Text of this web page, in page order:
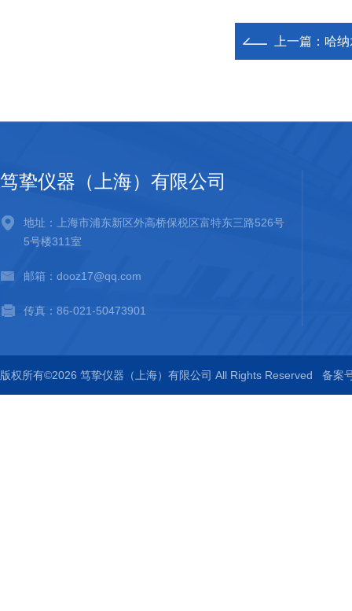
上一篇： 哈
笃挚仪器（上海）有限公司
地址：上海市浦东新区外高桥保税区富特东三路526号
5号楼311室
邮箱：dooz17@qq.com
传真：86-021-50473901
版权所有©2026 笃挚仪器（上海）有限公司 All Rights Reserved 备案